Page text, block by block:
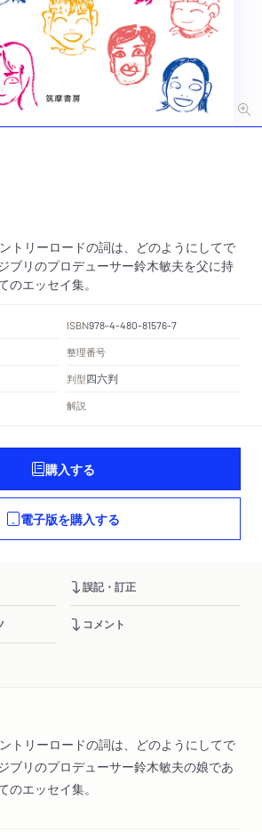
ントリーロードの詞は、どのようにしてで
ブリのプロデューサー鈴木敏夫を父に持
のエッセイ集。
ISBN978-4-480-81576-7
整理番号
判型四六判
解説
購入する
電子版を購入する
誤記・訂正
コメント
ントリーロードの詞は、どのようにしてで
ブリのプロデューサー鈴木敏夫の娘であ
のエッセイ集。